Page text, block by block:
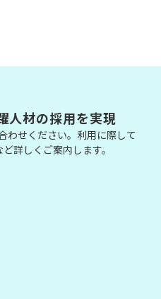
人材の採用を実現
わせください。利用に際して
詳しくご案内します。